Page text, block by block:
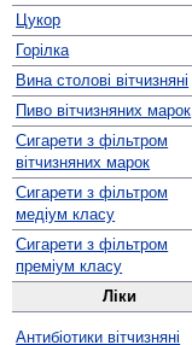
Цукор
Горілка
Вина столові вітчизняні
Пиво вітчизняних марок
Сигарети з фільтром
вітчизняних марок
Сигарети з фільтром
медіум класу
Сигарети з фільтром
преміум класу
Ліки
Антибіотики вітчизняні